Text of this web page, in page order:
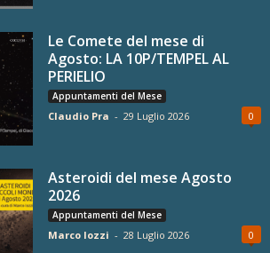
Le Comete del mese di
Agosto: LA 10P/TEMPEL AL
PERIELIO
Appuntamenti del Mese
Claudio Pra - 29 Luglio 2026 0
Asteroidi del mese Agosto
2026
Appuntamenti del Mese
Marco Iozzi - 28 Luglio 2026 0